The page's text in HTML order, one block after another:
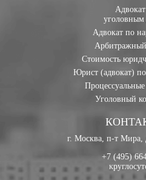
уголовным
Адвокат по
Арбитражный
Стоимость
Юрист (адвокат)
Уголовный
г. Москва, п-т Мира,
+7 (495)